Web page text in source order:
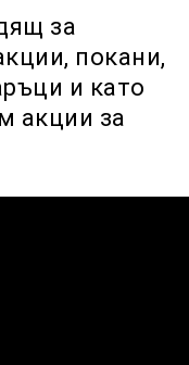
за
покани,
и като
акции за